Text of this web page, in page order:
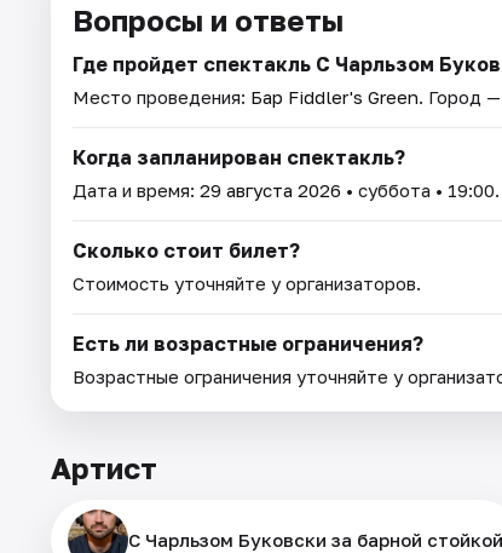
Вопросы и ответы
Где пройдет спектакль С Чарльзом
Место проведения: Бар Fiddler's Green. Город
Когда запланирован спектакль?
Дата и время: 29 августа 2026 • суббота • 19:00.
Сколько стоит билет?
Стоимость уточняйте у организаторов.
Есть ли возрастные ограничения?
Возрастные ограничения уточняйте у
Артист
С Чарльзом Буковски за барной стойкой